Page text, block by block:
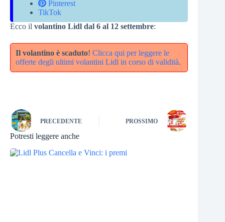
Pinterest
TikTok
Ecco il volantino Lidl dal 6 al 12 settembre:
Il volantino è scaduto! Clicca qui per leggere le
offerte degli ultimi volantini Lidl in corso di validità.
PRECEDENTE PROSSIMO
Potresti leggere anche